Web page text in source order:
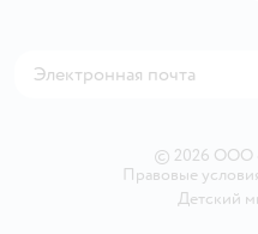
© 2026 ООО
Правовые
Детский